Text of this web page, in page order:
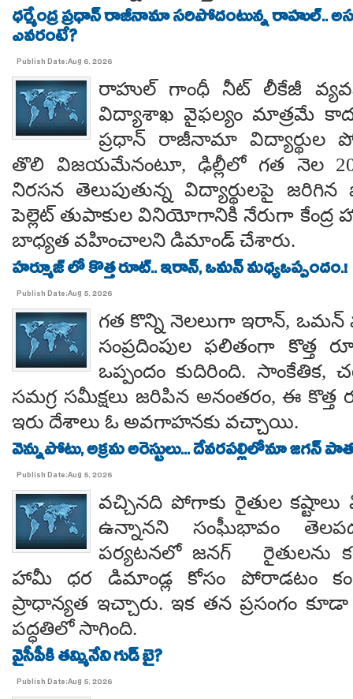
ధర్మేంద్ర ప్రధాన్ రాజీనామా సరిపోదంటున్న రాహుల్..
ఎవరంటే?
Publish Date:Aug 6, 2026
రాహుల్ గాంధీ నీట్ లీకేజీ
విద్యాశాఖ వైఫల్యం మాత్రమే
ప్రధాన్ రాజీనామా విద్యార్థుల
తొలి విజయమేనంటూ, ఢిల్లీలో గత నెల
నిరసన తెలుపుతున్న విద్యార్థులపై
పెల్లెట్ తుపాకుల వినియోగానికి నేరుగా
బాధ్యత వహించాలని డిమాండ్ చేశారు.
హర్మూజ్ లో కొత్త రూట్.. ఇరాన్, ఒమన్ మధ్యఒప్పందం.!
Publish Date:Aug 5, 2026
గత కొన్ని నెలలుగా ఇరాన్, ఒమన్
సంప్రదింపుల ఫలితంగా కొత్త
ఒప్పందం కుదిరింది. సాంకేతిక,
సమగ్ర సమీక్షలు జరిపిన అనంతరం, ఈ కొత్త
ఇరు దేశాలు ఓ అవగాహనకు వచ్చాయి.
వెన్నుపోటు, అక్రమ అరెస్టులు... దేవరపల్లిలోనూ జగన్
Publish Date:Aug 5, 2026
వచ్చినది పోగాకు రైతుల
ఉన్నానని సంఘీభావం
పర్యటనలో జనగ్ రైతులను
హామీ ధర డిమాండ్ల కోసం పోరాడటం
ప్రాధాన్యత ఇచ్చారు. ఇక తన ప్రసంగం కూడా
పద్ధతిలో సాగింది.
వైసీపీకి తమ్మినేని గుడ్ బై?
Publish Date:Aug 5, 2026